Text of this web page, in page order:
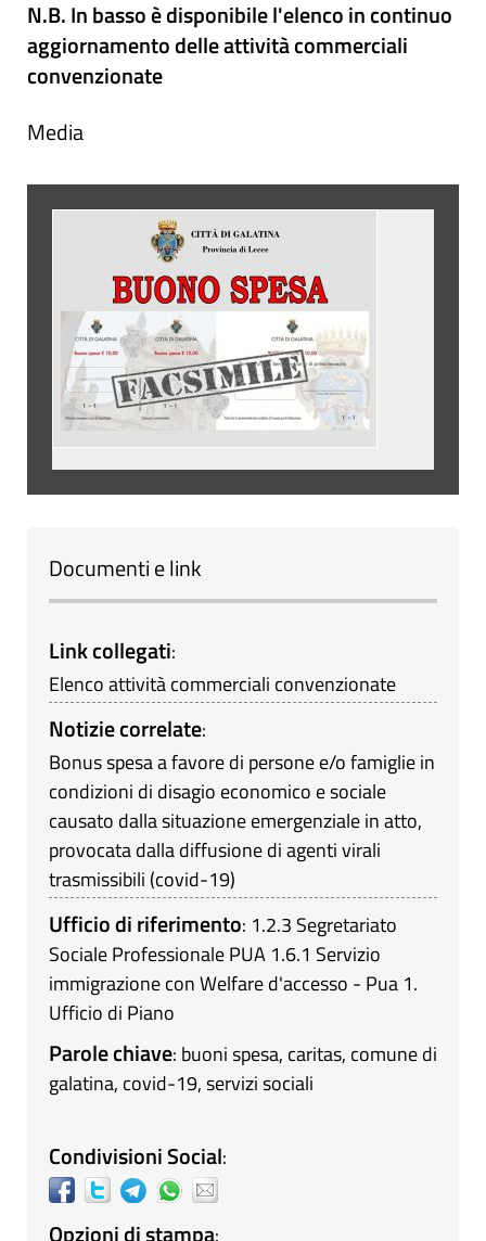
N.B. In basso è disponibile l'elenco in continuo
aggiornamento delle attività commerciali
convenzionate
Media
Documenti e link
Link collegati:
Elenco attività commerciali convenzionate
Notizie correlate:
Bonus spesa a favore di persone e/o famiglie in
condizioni di disagio economico e sociale
causato dalla situazione emergenziale in atto,
provocata dalla diffusione di agenti virali
trasmissibili (covid-19)
Ufficio di riferimento: 1.2.3 Segretariato
Sociale Professionale PUA 1.6.1 Servizio
immigrazione con Welfare d'accesso - Pua 1.
Ufficio di Piano
Parole chiave: buoni spesa, caritas, comune di
galatina, covid-19,servizi sociali
Condivisioni Social:
Opzioni di stampa